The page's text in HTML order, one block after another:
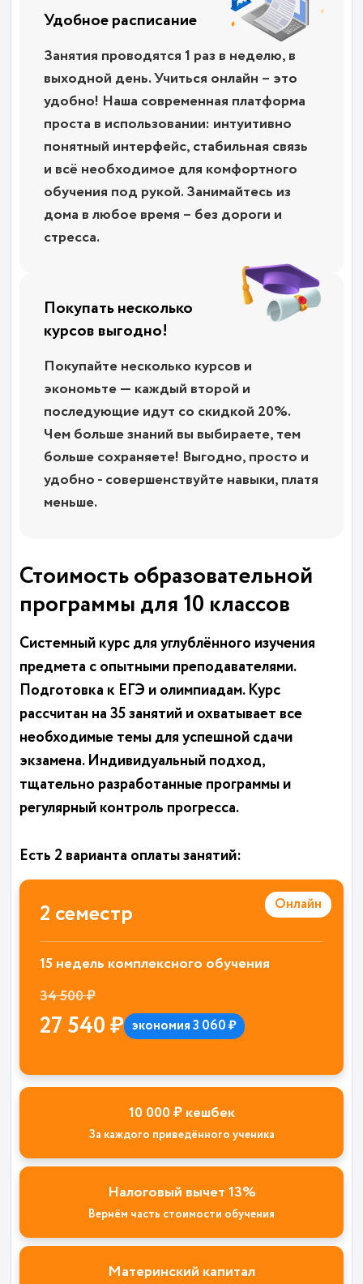
Удобное расписание
Занятия проводятся 1 раз в неделю, в
выходной день. Учиться онлайн – это
удобно! Наша современная платформа
проста в использовании: интуитивно
понятный интерфейс, стабильная связь
и всё необходимое для комфортного
обучения под рукой. Занимайтесь из
дома в любое время – без дороги и
стресса.
Покупать несколько
курсов выгодно!
Покупайте несколько курсов и
экономьте — каждый второй и
последующие идут со скидкой 20%.
Чем больше знаний вы выбираете, тем
больше сохраняете! Выгодно, просто и
удобно - совершенствуйте навыки, платя
меньше.
Стоимость образовательной
программы для 10 классов
Системный курс для углублённого изучения
предмета с опытными преподавателями.
Подготовка к ЕГЭ и олимпиадам. Курс
рассчитан на 35 занятий и охватывает все
необходимые темы для успешной сдачи
экзамена. Индивидуальный подход,
тщательно разработанные программы и
регулярный контроль прогресса.
Есть 2 варианта оплаты занятий:
Онлайн
2 семестр
15 недель комплексного обучения
34 500 ₽
27 540 ₽ экономия 3 060 ₽
10 000 ₽ кешбек
За каждого приведённого ученика
Налоговый вычет 13%
Вернём часть стоимости обучения
Материнский капитал